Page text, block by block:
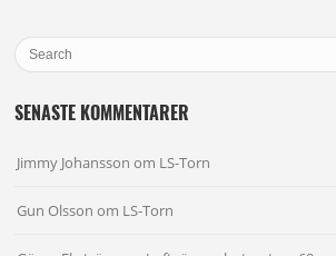
SENASTE KOMMENTARER
Jimmy Johansson om LS-Torn
Gun Olsson om LS-Torn